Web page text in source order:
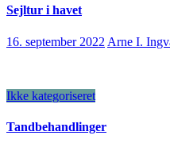
Sejltur i havet
16. september 2022 Arne I.
Ikke kategoriseret
Tandbehandlinger